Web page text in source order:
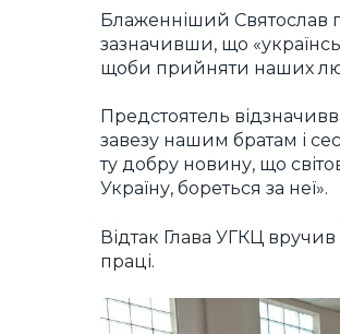
Блаженніший Святослав
зазначивши, що
щоби прийняти наших
Предстоятель
завезу нашим братам і
ту добру новину, що
Україну, бореться за неї».
Відтак Глава УГКЦ
праці.